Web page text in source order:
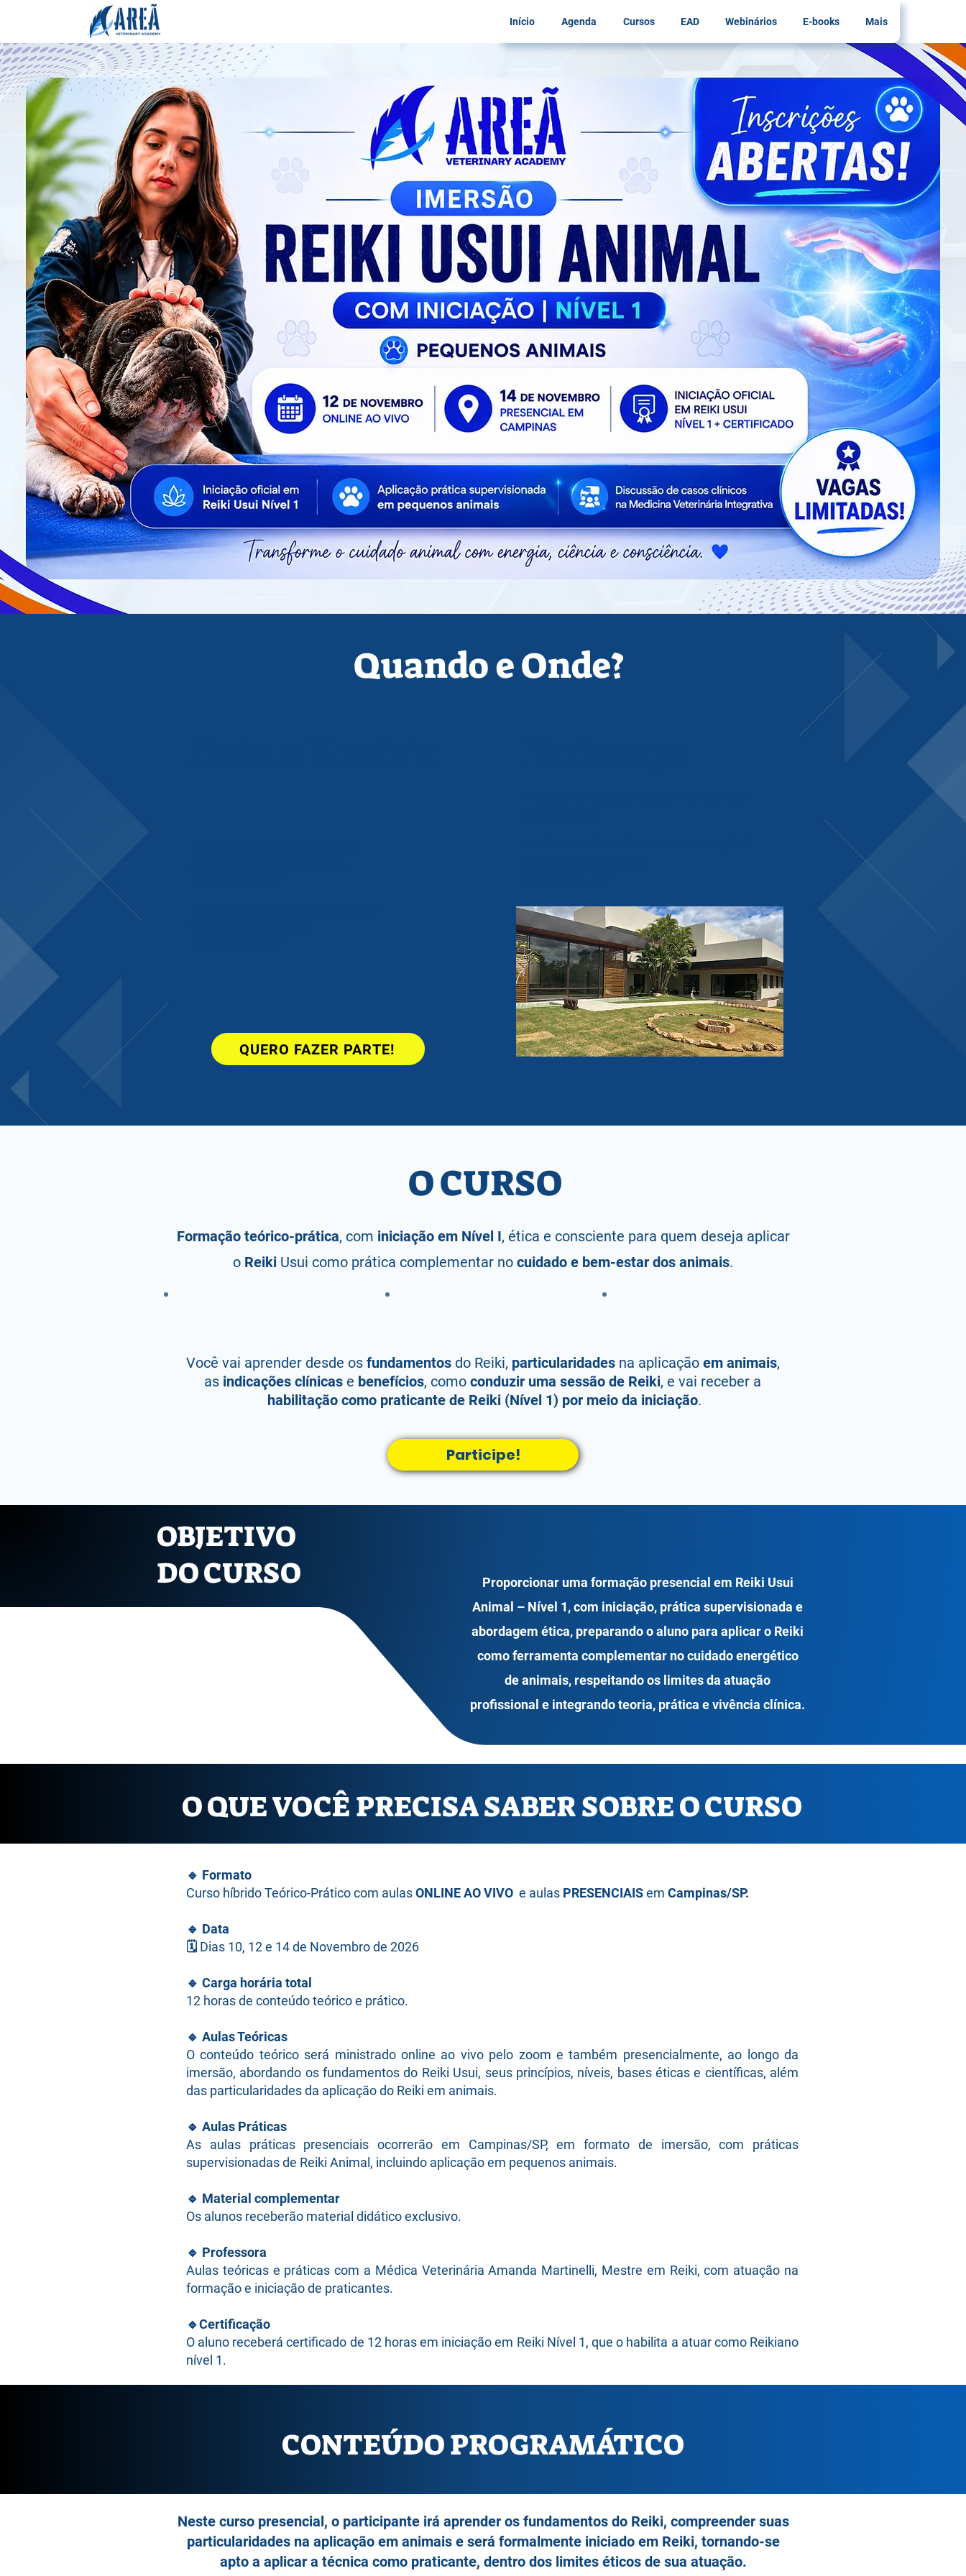
Início Agenda Cursos EAD Webinários E-books Mais
Quando e Onde?
QUERO FAZER PARTE!
O CURSO
Formação teórico-prática, com iniciação em Nível I, ética e consciente para quem deseja aplicar
o Reiki Usui como prática complementar no cuidado e bem-estar dos animais.
Você vai aprender desde os fundamentosdo Reiki, particularidadesna aplicação em animais,
as indicações clínicas e benefícios, como conduzir uma sessão de Reiki, e vai receber a
habilitação como praticante de Reiki (Nível 1) por meio da iniciação​.
Participe!
OBJETIVO
DO CURSO
Proporcionar uma formação presencial em Reiki Usui
Animal – Nível 1, com iniciação, prática supervisionada e
abordagem ética, preparando o aluno para aplicar o Reiki
como ferramenta complementar no cuidado energético
de animais, respeitando os limites da atuação
profissional e integrando teoria, prática e vivência clínica.
O QUE VOCÊ PRECISA SABER SOBRE O CURSO​​
🔹 Formato
Curso híbrido Teórico-Prático com aulasONLINE AO VIVO e aulas PRESENCIAISem Campinas/SP.
🔹 Data
🗓️ Dias 10, 12 e 14 de Novembro de 2026
🔹 Carga horária total
12 horas de conteúdo teórico e prático.
🔹 Aulas Teóricas
O conteúdo teórico será ministrado online ao vivo pelo zoom e também presencialmente, ao longo da
imersão, abordando os fundamentos do Reiki Usui, seus princípios, níveis, bases éticas e científicas, além
das particularidades da aplicação do Reiki em animais.
🔹 Aulas Práticas
As aulas práticas presenciais ocorrerão em Campinas/SP, em formato de imersão, com práticas
supervisionadas de Reiki Animal, incluindo aplicação em pequenos animais.
🔹 Material complementar
Os alunos receberão material didático exclusivo.
🔹 Professora
Aulas teóricas e práticas com a Médica Veterinária Amanda Martinelli, Mestre em Reiki, com atuação na
formação e iniciação de praticantes.
🔹Certificação
O aluno receberá certificado de 12 horas em iniciação em Reiki Nível 1, que o habilita a atuar como Reikiano
nível 1.
CONTEÚDO PROGRAMÁTICO
Neste curso presencial, o participante irá aprender os fundamentos do Reiki, compreender suas
particularidades na aplicação em animais e será formalmente iniciado em Reiki, tornando-se
apto a aplicar a técnica como praticante, dentro dos limites éticos de sua atuação.